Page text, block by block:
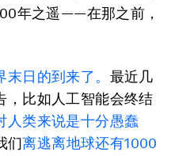
年之遥——在那之前，
日的到来了。 最近几
，比如人工智能会终结
人类来说是十分愚蠢
们离逃离地球还有1000